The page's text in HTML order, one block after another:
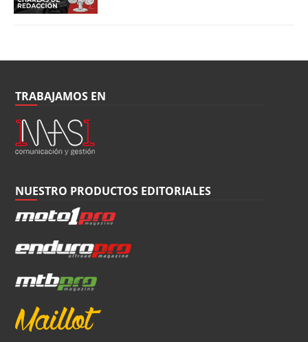
TRABAJAMOS EN
NUESTRO PRODUCTOS EDITORIALES